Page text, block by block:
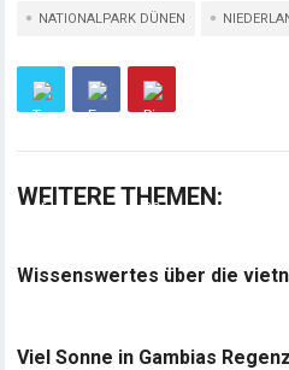
NATIONALPARK DÜNEN
WEITERE THEMEN:
Wissenswertes über die
Viel Sonne in Gambias